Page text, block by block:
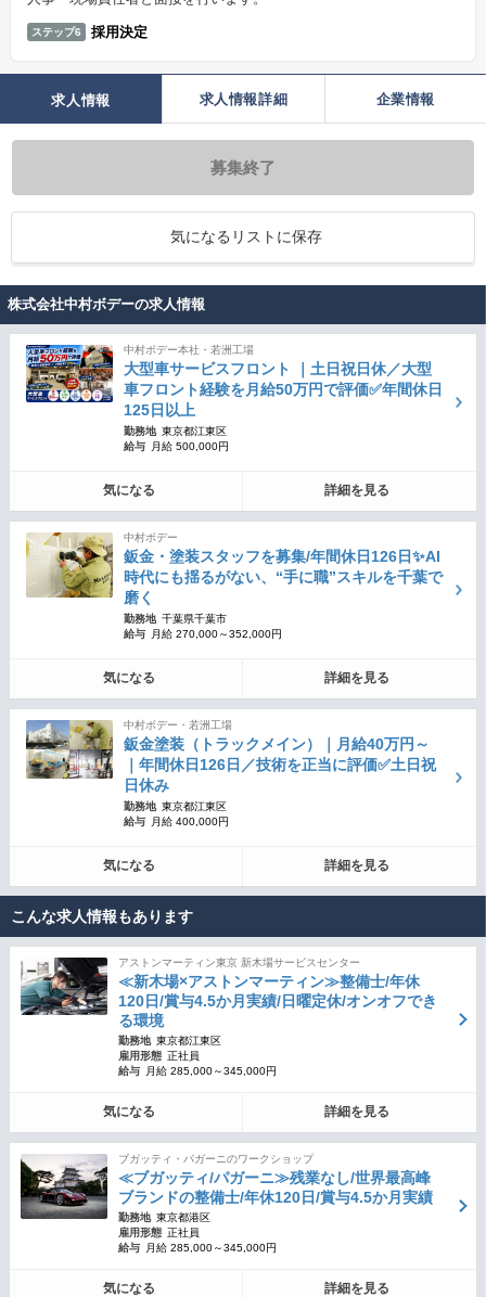
ステップ6 採用決定
求人情報 求人情報詳細 企業情報
募集終了
気になるリストに保存
株式会社中村ボデーの求人情報
中村ボデー本社・若洲工場
大型車サービスフロント ｜土日祝日休／大型
車フロント経験を月給50万円で評価✅年間休日
125日以上
勤務地 東京都江東区
給与
月給 500,000円
気になる 詳細を見る
中村ボデー
鈑金・塗装スタッフを募集/年間休日126日✨AI
時代にも揺るがない、“手に職”スキルを千葉で
磨く
勤務地 千葉県千葉市
給与
月給 270,000～352,000円
気になる 詳細を見る
中村ボデー・若洲工場
鈑金塗装（トラックメイン）｜月給40万円～
｜年間休日126日／技術を正当に評価✅土日祝
日休み
勤務地 東京都江東区
給与
月給 400,000円
気になる 詳細を見る
こんな求人情報もあります
アストンマーティン東京 新木場サービスセンター
≪新木場×アストンマーティン≫整備士/年休
120日/賞与4.5か月実績/日曜定休/オンオフでき
る環境
勤務地 東京都江東区
雇用形態 正社員
給与
月給 285,000～345,000円
気になる 詳細を見る
ブガッティ・パガーニのワークショップ
≪ブガッティ/パガーニ≫残業なし/世界最高峰
ブランドの整備士/年休120日/賞与4.5か月実績
勤務地 東京都港区
雇用形態 正社員
給与
月給 285,000～345,000円
気になる 詳細を見る